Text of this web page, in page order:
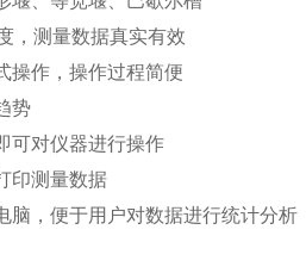
，测量数据真实有效
操作，操作过程简便
势
可对仪器进行操作
印测量数据
脑，便于用户对数据进行统计分